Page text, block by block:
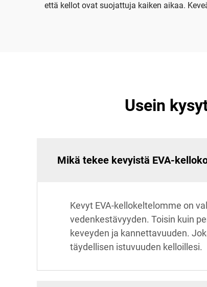
että kellot ovat suojattuja kaiken aikaa.
Usein
Mikä tekee kevyistä EVA-
Kevyt EVA-kellokeltelomme on
vedenkestävyyden. Toisin kuin
keveyden ja kannettavuuden.
täydellisen istuvuuden kelloillesi.